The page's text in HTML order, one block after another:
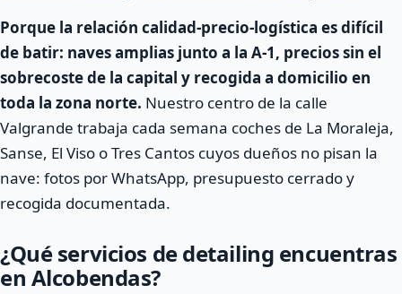
Porque la relación calidad-precio-logística es difícil
de batir: naves amplias junto a la A-1, precios sin el
sobrecoste de la capital y recogida a domicilio en
toda la zona norte. Nuestro centro de la calle
Valgrande trabaja cada semana coches de La Moraleja,
Sanse, El Viso o Tres Cantos cuyos dueños no pisan la
nave: fotos por WhatsApp, presupuesto cerrado y
recogida documentada.
¿Qué servicios de detailing encuentras
en Alcobendas?